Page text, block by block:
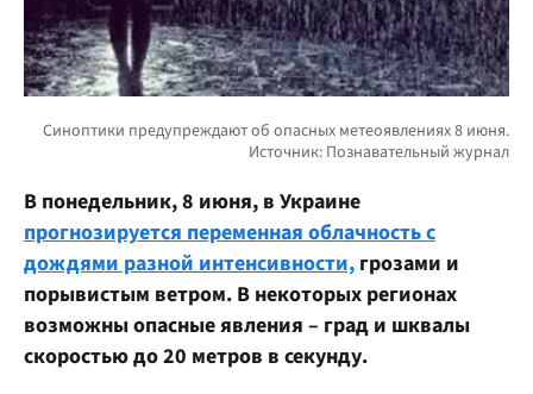
В понедельник, 8 июня, в Украине
прогнозируется переменная облачность с
дождями разной интенсивности, грозами и
порывистым ветром. В некоторых регионах
возможны опасные явления – град и шквалы
скоростью до 20 метров в секунду.